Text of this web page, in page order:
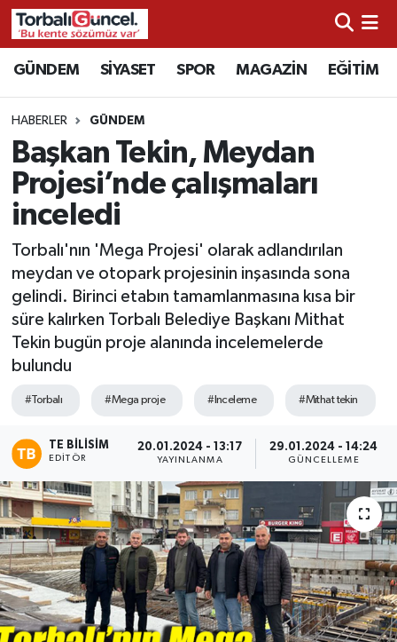
GÜNDEM SİYASET SPOR MAGAZİN EĞİTİM
HABERLER GÜNDEM
Başkan Tekin, Meydan
Projesi’nde çalışmaları
inceledi
Torbalı'nın 'Mega Projesi' olarak adlandırılan
meydan ve otopark projesinin inşasında sona
gelindi. Birinci etabın tamamlanmasına kısa bir
süre kalırken Torbalı Belediye Başkanı Mithat
Tekin bugün proje alanında incelemelerde
bulundu
#Torbalı #Mega proje #Inceleme #Mithat tekin
TE BILISIM
EDITÖR
20.01.2024 - 13:17
YAYINLANMA
29.01.2024 - 14:24
GÜNCELLEME
İzmir Nöbetçi Eczaneler
İzmir Hava Durumu
İzmir Namaz Vakitleri
İzmir Trafik Yoğunluk Haritası
Süper Lig Puan Durumu ve Fikstür
Tüm Manşetler
Son Dakika Haberleri